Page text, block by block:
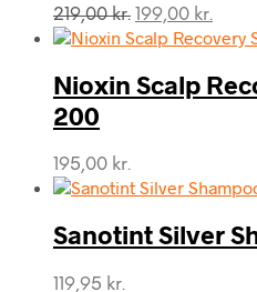
219,00kr. Den
oprindelige
var:
219,00 kr..
199,00 kr.
er:
Nioxin Scalp
200
195,00 kr.
Sanotint Silver
119,95 kr.